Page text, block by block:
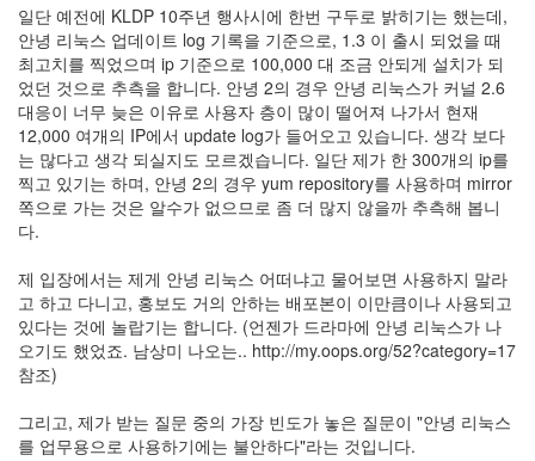
일단 예전에 KLDP 10주년 행사시에 한번 구두로 밝히기는 했는데,
안녕 리눅스 업데이트 log 기록을 기준으로, 1.3 이 출시 되었을 때
최고치를 찍었으며 ip 기준으로 100,000 대 조금 안되게 설치가 되
었던 것으로 추측을 합니다. 안녕 2의 경우 안녕 리눅스가 커널 2.6
대응이 너무 늦은 이유로 사용자 층이 많이 떨어져 나가서 현재
12,000 여개의 IP에서 update log가 들어오고 있습니다. 생각 보다
는 많다고 생각 되실지도 모르겠습니다. 일단 제가 한 300개의 ip를
찍고 있기는 하며, 안녕 2의 경우 yum repository를 사용하며 mirror
쪽으로 가는 것은 알수가 없으므로 좀 더 많지 않을까 추측해 봅니
다.
제 입장에서는 제게 안녕 리눅스 어떠냐고 물어보면 사용하지 말라
고 하고 다니고, 홍보도 거의 안하는 배포본이 이만큼이나 사용되고
있다는 것에 놀랍기는 합니다. (언젠가 드라마에 안녕 리눅스가 나
오기도 했었죠. 남상미 나오는.. http://my.oops.org/52?category=17
참조)
그리고, 제가 받는 질문 중의 가장 빈도가 놓은 질문이 "안녕 리눅스
를 업무용으로 사용하기에는 불안하다"라는 것입니다.
이
표
준
L10N
iPutty
AnNyung
LInux
불
여
Notices
Find!
Categories